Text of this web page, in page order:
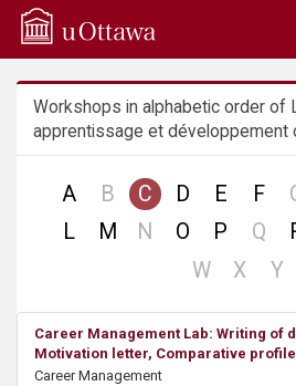
Q
u
Workshops in alphabetic order of
apprentissage et développement
A Bno
record
C D E F
L M Nno
record
O P Qno
Wno
Xno
Yno
Career Management Lab: Writing of
Motivation letter, Comparative
Career Management